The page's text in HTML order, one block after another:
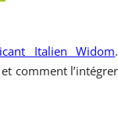
Italien Widom.
comment l’intégrer